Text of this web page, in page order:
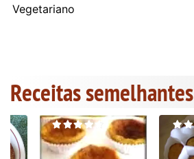
Vegetariano
Receitas semelhantes